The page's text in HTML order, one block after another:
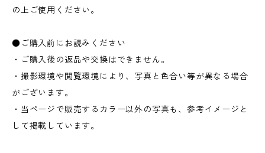
の上ご使用ください。
●ご購入前にお読みください
・ご購入後の返品や交換はできません。
・撮影環境や閲覧環境により、写真と色合い等が異なる場合
がございます。
・当ページで販売するカラー以外の写真も、参考イメージと
して掲載しています。